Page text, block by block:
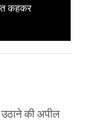
कहकर
की अपील